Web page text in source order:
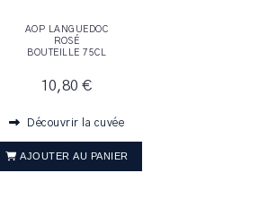
AOP LANGUEDOC
ROSÉ
BOUTEILLE 75CL
10,80 €
Découvrir la cuvée
AJOUTER AU PANIER